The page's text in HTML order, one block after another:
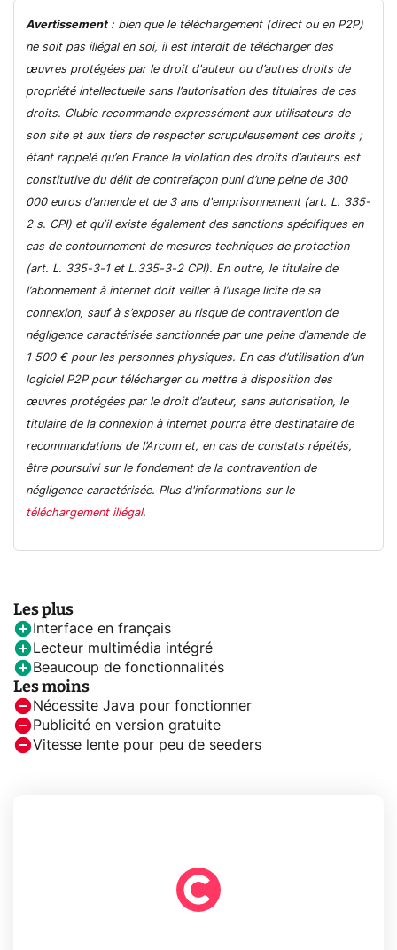
Avertissement: bien que le téléchargement (direct ou en P2P)
ne soit pas illégal en soi, il est interdit de télécharger des
œuvres protégées par le droit d'auteur ou d’autres droits de
propriété intellectuelle sans l’autorisation des titulaires de ces
droits. Clubic recommande expressément aux utilisateurs de
son site et aux tiers de respecter scrupuleusement ces droits ;
étant rappelé qu’en France la violation des droits d’auteurs est
constitutive du délit de contrefaçon puni d’une peine de 300
000 euros d’amende et de 3 ans d'emprisonnement (art. L. 335-
2 s. CPI) et qu’il existe également des sanctions spécifiques en
cas de contournement de mesures techniques de protection
(art. L. 335-3-1 et L.335-3-2 CPI). En outre, le titulaire de
l’abonnement à internet doit veiller à l’usage licite de sa
connexion, sauf à s’exposer au risque de contravention de
négligence caractérisée sanctionnée par une peine d’amende de
1 500 € pour les personnes physiques. En cas d’utilisation d’un
logiciel P2P pour télécharger ou mettre à disposition des
œuvres protégées par le droit d’auteur, sans autorisation, le
titulaire de la connexion à internet pourra être destinataire de
recommandations de l’Arcom et, en cas de constats répétés,
être poursuivi sur le fondement de la contravention de
négligence caractérisée. Plus d'informations sur le
téléchargement illégal.
Les plus
Interface en français
Lecteur multimédia intégré
Beaucoup de fonctionnalités
Les moins
Nécessite Java pour fonctionner
Publicité en version gratuite
Vitesse lente pour peu de seeders